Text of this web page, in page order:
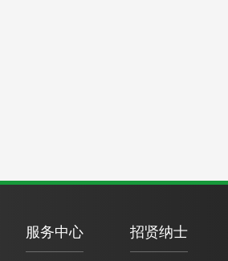
服务中心 招贤纳士